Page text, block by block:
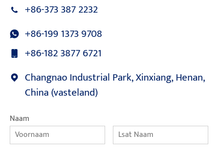
+86-373 387 2232
+86-199 1373 9708
+86-182 3877 6721
Changnao Industrial Park, Xinxiang, Henan,
China (vasteland)
Naam